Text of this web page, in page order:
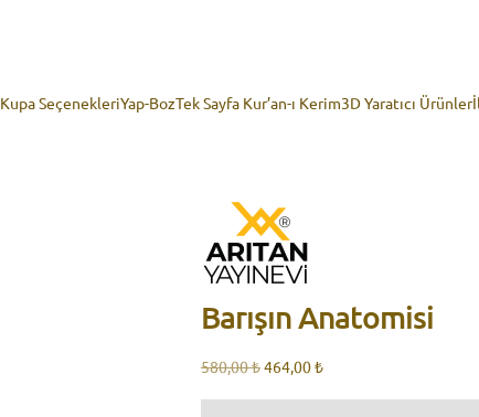
Kupa SeçenekleriYap-BozTek Sayfa Kur’an-ı Kerim3D Yaratıcı Ürünler
Barışın Anatomisi
580,00₺Orijinal
464,00₺Şu